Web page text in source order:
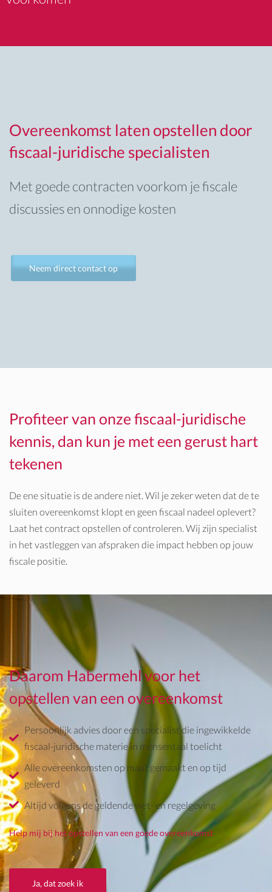
Overeenkomst laten opstellen door
fiscaal-juridische specialisten
Met goede contracten voorkom je fiscale
discussies en onnodige kosten
Neem direct contact op
Profiteer van onze fiscaal-juridische
kennis, dan kun je met een gerust hart
tekenen
De ene situatie is de andere niet. Wil je zeker weten dat de te
sluiten overeenkomst klopt en geen fiscaal nadeel oplevert?
Laat het contract opstellen of controleren. Wij zijn specialist
in het vastleggen van afspraken die impact hebben op jouw
fiscale positie.
Daarom Habermehl voor het
opstellen van een overeenkomst
Persoonlijk advies door een specialist die ingewikkelde
fiscaal-juridische materie in mensentaal toelicht
Alle overeenkomsten op maat gemaakt en op tijd
geleverd
Altijd volgens de geldende wet- en regelgeving
Help mij bij het opstellen van een goede overeenkomst
Ja, dat zoek ik